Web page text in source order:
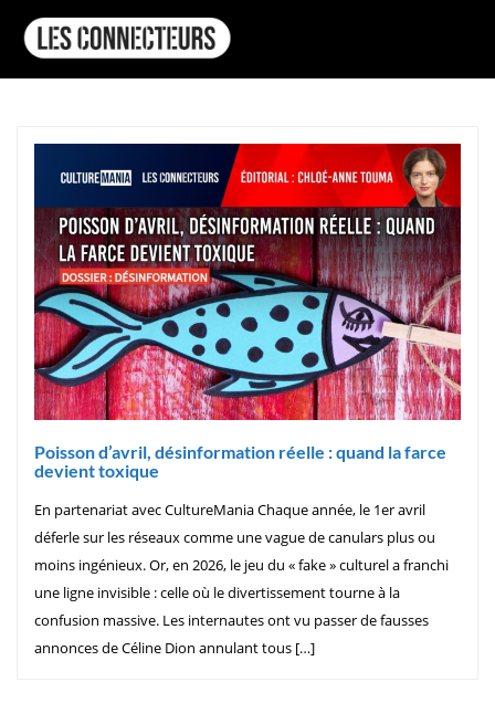
Poisson d’avril, désinformation réelle : quand la farce
devient toxique
En partenariat avec CultureMania Chaque année, le 1er avril
déferle sur les réseaux comme une vague de canulars plus ou
moins ingénieux. Or, en 2026, le jeu du « fake » culturel a franchi
une ligne invisible : celle où le divertissement tourne à la
confusion massive. Les internautes ont vu passer de fausses
annonces de Céline Dion annulant tous […]